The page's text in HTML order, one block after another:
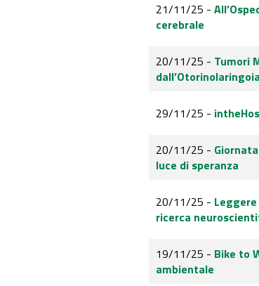
21/11/25 -
cerebrale
20/11/25 - Tumori
29/11/25 -
20/11/25 -
luce di speranza
20/11/25 -
ricerca
19/11/25 - Bike to
ambientale